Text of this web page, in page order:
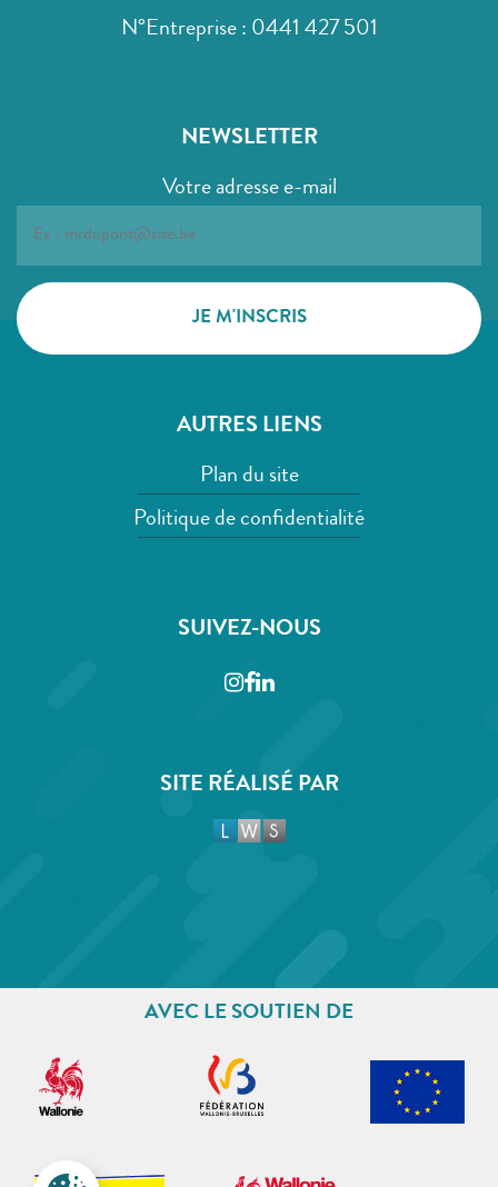
N°Entreprise : 0441 427 501
NEWSLETTER
Votre adresse e-mail
AUTRES LIENS
Plan du site
Politique de confidentialité
SUIVEZ-NOUS
Instagram
Facebook
LinkedIn
SITE RÉALISÉ PAR
AVEC LE SOUTIEN DE